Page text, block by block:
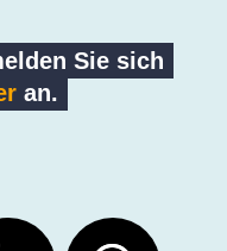
Sie sich
an.